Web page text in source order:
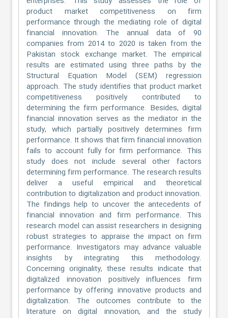
product market competitiveness on firm
performance through the mediating role of digital
financial innovation. The annual data of 90
companies from 2014 to 2020 is taken from the
Pakistan stock exchange market. The empirical
results are estimated using three paths by the
Structural Equation Model (SEM) regression
approach. The study identifies that product market
competitiveness positively contributed to
determining the firm performance. Besides, digital
financial innovation serves as the mediator in the
study, which partially positively determines firm
performance. It shows that firm financial innovation
fails to account fully for firm performance. This
study does not include several other factors
determining firm performance. The research results
deliver a useful empirical and theoretical
contribution to digitalization and product innovation.
The findings help to uncover the antecedents of
financial innovation and firm performance. This
research model can assist researchers in designing
robust strategies to appraise the impact on firm
performance. Investigators may advance valuable
insights by integrating this methodology.
Concerning originality, these results indicate that
digitalized innovation positively influences firm
performance by offering innovative products and
digitalization. The outcomes contribute to the
literature on digital innovation, and the study